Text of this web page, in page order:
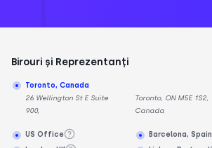
Birouri și Reprezentanți
Toronto, Canada
26 Wellington St E Suite
900,
Toronto, ON M5E 1S2,
Canada
US Office
Barcelona, Spain